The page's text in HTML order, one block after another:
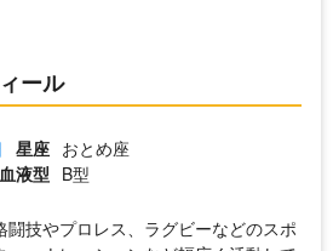
ール
星座 おとめ座
血液型 B型
闘技やプロレス、ラグビーなどのスポ